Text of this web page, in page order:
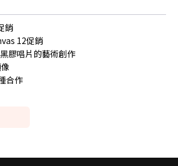
銷
12促銷
膠唱片的藝術創作
合作